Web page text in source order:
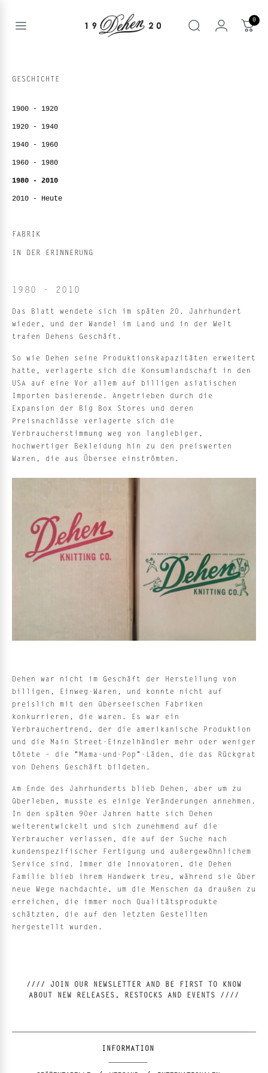
springen
Open
Suche
0
GESCHICHTE
1900 - 1920
1920 - 1940
1940 - 1960
1960 - 1980
1980 - 2010
2010 - Heute
FABRIK
IN DER ERINNERUNG
1980 - 2010
Das Blatt wendete sich im späten 20. Jahrhundert
wieder, und der Wandel im Land und in der Welt
trafen Dehens Geschäft.
So wie Dehen seine Produktionskapazitäten erweitert
hatte, verlagerte sich die Konsumlandschaft in den
USA auf eine Vor allem auf billigen asiatischen
Importen basierende. Angetrieben durch die
Expansion der Big Box Stores und deren
Preisnachlässe verlagerte sich die
Verbraucherstimmung weg von langlebiger,
hochwertiger Bekleidung hin zu den preiswerten
Waren, die aus Übersee einströmten.
Dehen war nicht im Geschäft der Herstellung von
billigen, Einweg-Waren, und konnte nicht auf
preislich mit den überseeischen Fabriken
konkurrieren, die waren. Es war ein
Verbrauchertrend, der die amerikanische Produktion
und die Main Street-Einzelhändler mehr oder weniger
tötete – die "Mama-und-Pop"-Läden, die das Rückgrat
von Dehens Geschäft bildeten.
Am Ende des Jahrhunderts blieb Dehen, aber um zu
überleben, musste es einige Veränderungen annehmen.
In den späten 90er Jahren hatte sich Dehen
weiterentwickelt und sich zunehmend auf die
Verbraucher verlassen, die auf der Suche nach
kundenspezifischer Fertigung und außergewöhnlichem
Service sind. Immer die Innovatoren, die Dehen
Familie blieb ihrem Handwerk treu, während sie über
neue Wege nachdachte, um die Menschen da draußen zu
erreichen, die immer noch Qualitätsprodukte
schätzten, die auf den letzten Gestellten
hergestellt wurden.
//// JOIN OUR NEWSLETTER AND BE FIRST TO KNOW
ABOUT NEW RELEASES, RESTOCKS AND EVENTS ////
INFORMATION